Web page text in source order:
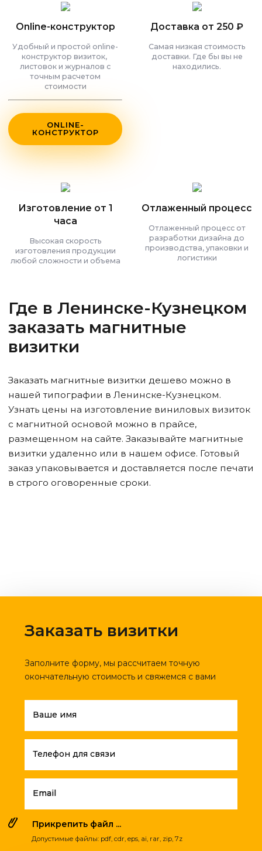
Online-конструктор
Удобный и простой online-
конструктор визиток,
листовок и журналов с
точным расчетом
стоимости
ONLINE-
КОНСТРУКТОР
Доставка от 250 ₽
Самая низкая стоимость
доставки. Где бы вы не
находились.
Изготовление от 1
часа
Высокая скорость
изготовления продукции
любой сложности и объема
Отлаженный процесс
Отлаженный процесс от
разработки дизайна до
производства, упаковки и
логистики
Где в Ленинске-Кузнецком
заказать магнитные
визитки
Заказать магнитные визитки дешево можно в
нашей типографии в Ленинске-Кузнецком.
Узнать цены на изготовление виниловых визиток
с магнитной основой можно в прайсе,
размещенном на сайте. Заказывайте магнитные
визитки удаленно или в нашем офисе. Готовый
заказ упаковывается и доставляется после печати
в строго оговоренные сроки.
Заказать визитки
Заполните форму, мы рассчитаем точную
окончательную стоимость и свяжемся с вами
Ваше имя
Телефон для связи
Email
Прикрепить файл ...
Допустимые файлы: pdf, cdr, eps, ai, rar, zip, 7z